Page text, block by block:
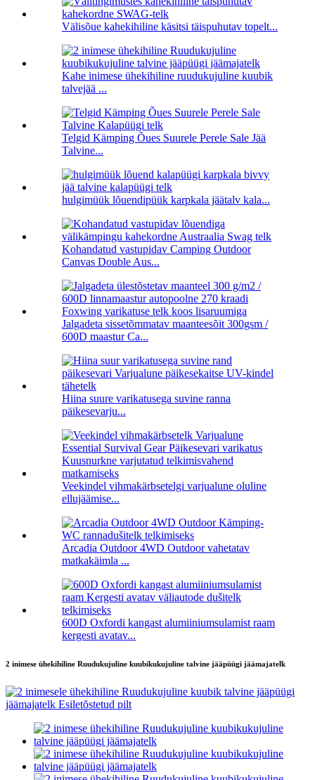
Välisõue kahekihiline käsitsi täispuhutav topelt...
Kahe inimese ühekihiline ruudukujuline kuubik
talvejää ...
Telgid Kämping Õues Suurele Perele Sale Jää
Talvine...
hulgimüük lõuendipüük karpkala jäätalv kala...
Kohandatud vastupidav Camping Outdoor
Canvas Double Aus...
Jalgadeta sissetõmmatav maanteesõit 300gsm /
600D maastur Ca...
Hiina suure varikatusega suvine ranna
päikesevarju...
Veekindel vihmakärbsetelgi varjualune oluline
ellujäämise...
Arcadia Outdoor 4WD Outdoor vahetatav
matkakäimla ...
600D Oxfordi kangast alumiiniumsulamist raam
kergesti avatav...
2 inimese ühekihiline Ruudukujuline kuubikukujuline talvine jääpüügi jäämajatelk